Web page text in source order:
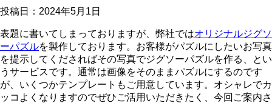
投稿日： 2024年5月1日
表題に書いてしまっておりますが、弊社ではオリジナルジグソ
ーパズルを製作しております。お客様がパズルにしたいお写真
を提示してくださればその写真でジグソーパズルを作る、とい
うサービスです。通常は画像をそのままパズルにするのです
が、いくつかテンプレートもご用意しています。オシャレでカ
ッコよくなりますのでぜひご活用いただきたく、今回ご案内さ